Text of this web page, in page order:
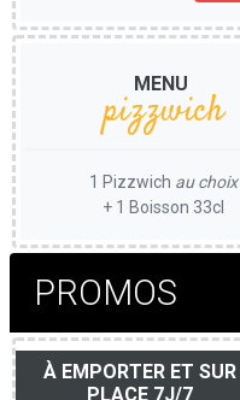
MENU
pizzwich
1 Pizzwich au choix
+ 1 Boisson 33cl
PROMOS
À EMPORTER ET SUR
PLACE 7J/7